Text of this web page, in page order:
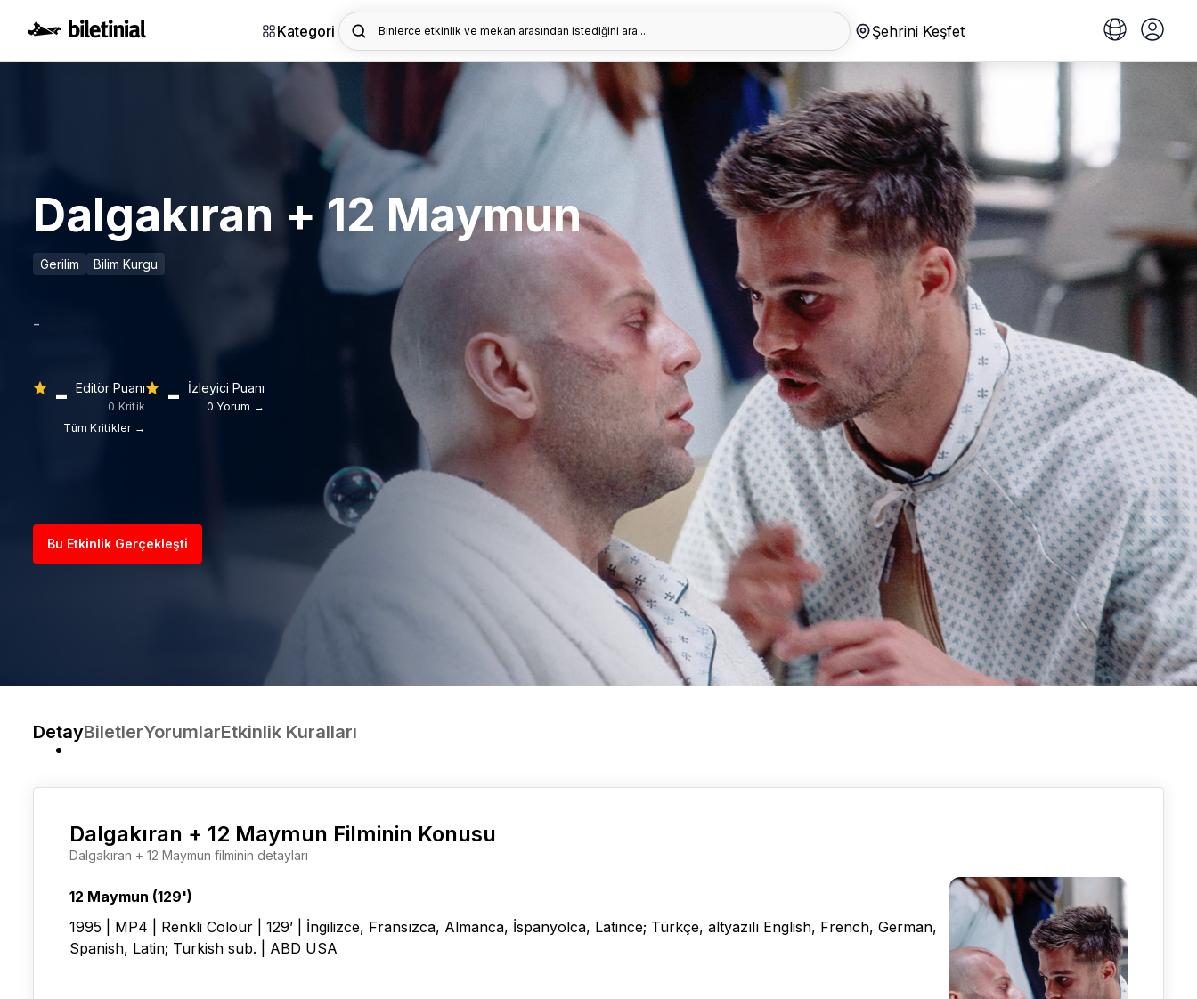
Kategori Binlerce etkinlik ve mekan arasından istediğini ara... Şehrini Keşfet
Dalgakıran + 12 Maymun
Gerilim Bilim Kurgu
-
- Editör Puanı
0 Kritik
Tüm Kritikler →
- İzleyici Puanı
0 Yorum →
Bu Etkinlik Gerçekleşti
DetayBiletlerYorumlarEtkinlik Kuralları
Dalgakıran + 12 Maymun Filminin Konusu
Dalgakıran + 12 Maymun filminin detayları
12 Maymun (129')
1995 | MP4 | Renkli Colour | 129’ | İngilizce, Fransızca, Almanca, İspanyolca, Latince; Türkçe, altyazılı English, French, German,
Spanish, Latin; Turkish sub. | ABD USA